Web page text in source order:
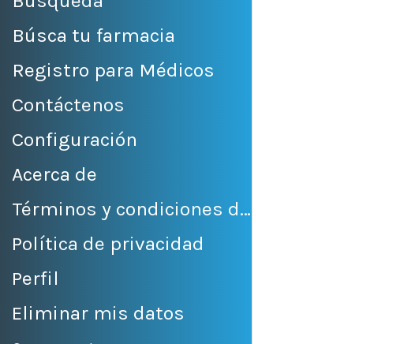
Búsca tu farmacia
Registro para Médicos
Contáctenos
Configuración
Acerca de
Términos y condiciones de venta
Política de privacidad
Perfil
Eliminar mis datos